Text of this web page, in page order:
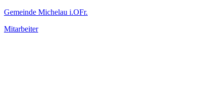
Gemeinde Michelau i.OFr.
Mitarbeiter